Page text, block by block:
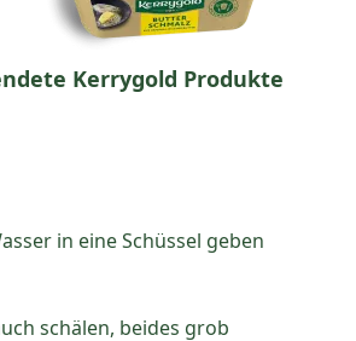
Kerrygold Produkte
in eine Schüssel geben
schälen, beides grob